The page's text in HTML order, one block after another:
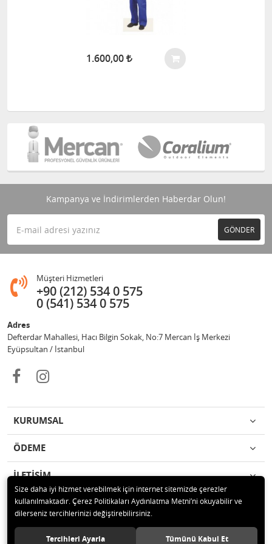
1.600,00
Kampanya ve İndirimlerden Haberdar Olun!
GÖNDER
Müşteri Hizmetleri
+90 (212) 534 0 575
0 (541) 534 0 575
Adres
Defterdar Mahallesi, Hacı Bilgin Sokak, No:7 Mercan İş Merkezi
Eyüpsultan / İstanbul
KURUMSAL
ÖDEME
İLETİŞİM
© 2018 MERCAN PROFESYONEL GÜVENLİK ÜRÜNLERİ Tüm hakları
saklıdır.
Size daha iyi hizmet verebilmek için internet sitemizde çerezler
kullanılmaktadır. Çerez Politikaları Aydınlatma Metni’ni okuyabilir ve
dilerseniz tercihlerinizi değiştirebilirsiniz.
Tercihleri Ayarla Tümünü Kabul Et